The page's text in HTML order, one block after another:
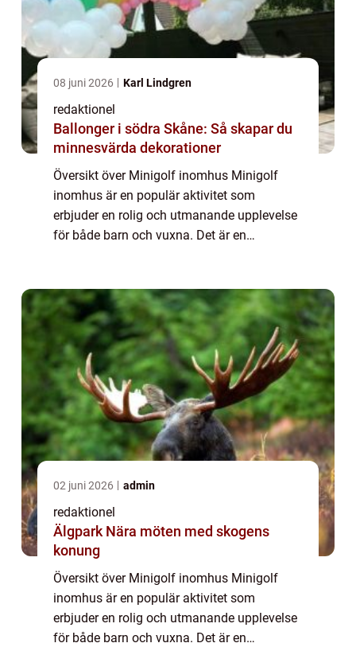
08 juni 2026 Karl Lindgren
redaktionel
Ballonger i södra Skåne: Så skapar du
minnesvärda dekorationer
Översikt över Minigolf inomhus Minigolf
inomhus är en populär aktivitet som
erbjuder en rolig och utmanande upplevelse
för både barn och vuxna. Det är en
varandra i en kontrol...
02 juni 2026 admin
redaktionel
Älgpark Nära möten med skogens
konung
Översikt över Minigolf inomhus Minigolf
inomhus är en populär aktivitet som
erbjuder en rolig och utmanande upplevelse
för både barn och vuxna. Det är en